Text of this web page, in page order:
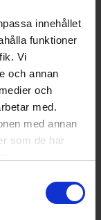
innehållet
funktioner
Vi
och annan
och
med.
med annan
som de har
4 790:-